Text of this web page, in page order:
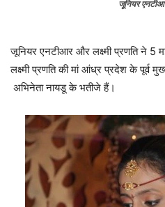
जूनियर एनटीआर
लक्ष्मी प्रणति की मां आंध्र प्रदेश के पूर्व
अभिनेता नायडू के भतीजे हैं।